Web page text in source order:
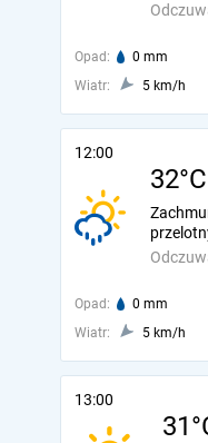
Opad: 0 mm
Wiatr:
5 km/h
12:00
32°C
Opad: 0 mm
Wiatr:
5 km/h
13:00